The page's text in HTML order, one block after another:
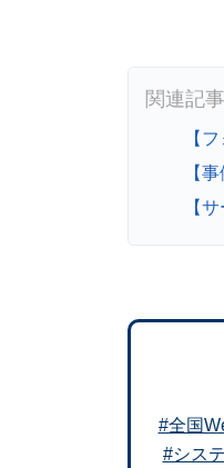
【
【
【
#全国
#シス